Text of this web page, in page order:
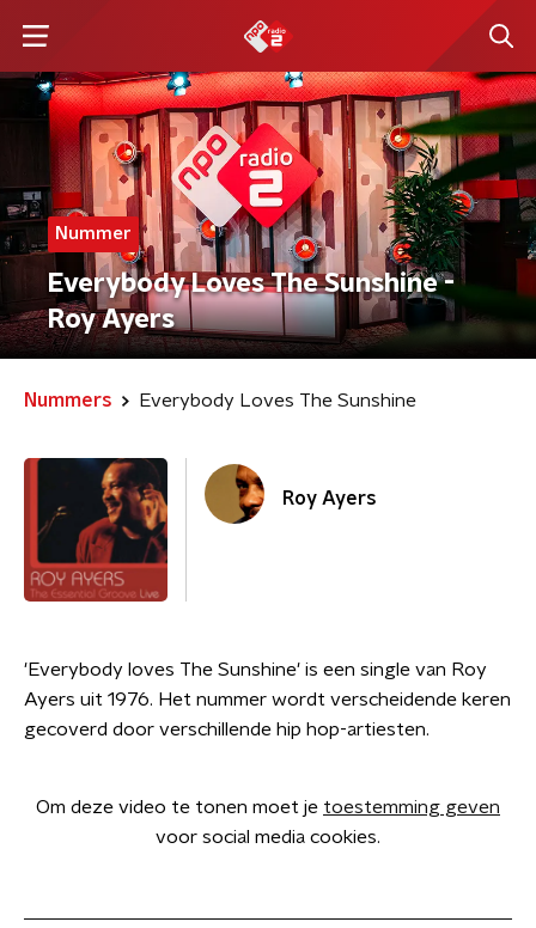
Nummer
Everybody Loves The Sunshine -
Roy Ayers
Nummers Everybody Loves The Sunshine
Roy Ayers
'Everybody loves The Sunshine' is een single van Roy
Ayers uit 1976. Het nummer wordt verscheidende keren
gecoverd door verschillende hip hop-artiesten.
Om deze video te tonen moet je toestemming geven
voor social media cookies.